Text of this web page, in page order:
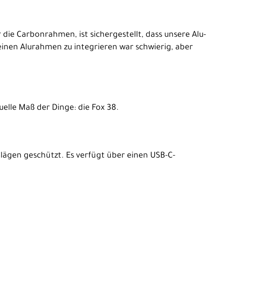
Carbonrahmen, ist sichergestellt, dass unsere Alu-
Alurahmen zu integrieren war schwierig, aber
Maß der Dinge: die Fox 38.
geschützt. Es verfügt über einen USB-C-